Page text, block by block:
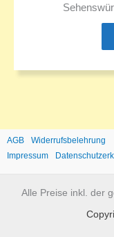
AGB
Widerrufsbelehrung
Impressum
Alle Preise inkl. der